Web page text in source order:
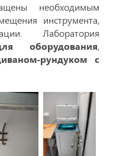
необходимым
инструмента,
Лаборатория
оборудования,
рундуком с